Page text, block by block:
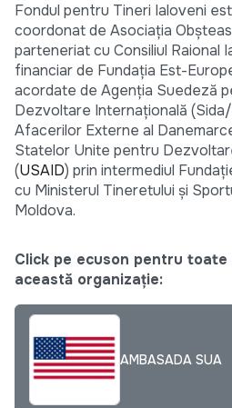
Fondul pentru Tineri Ialoveni
coordonat de Asociaţia
parteneriat cu Consiliul Raional
financiar de Fundaţia Est-
acordate de Agenţia Suedeză
Dezvoltare Internaţională
Afacerilor Externe al
Statelor Unite pentru
(USAID) prin intermediul
cu Ministerul Tineretului şi
Moldova.
Click pe ecuson pentru
această organizație:
AMBASADA SUA